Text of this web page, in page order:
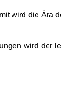
wird die Ära
wird der